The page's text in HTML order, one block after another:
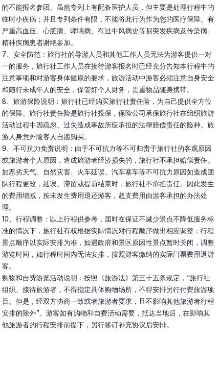
的不能报名参团。虽然专列上有配备医护人员，但主要是处理行程中的
临时小疾病；并且专列条件有限，不能将此行为作为您的医疗保障。有
严重高血压、心脏病、哮喘病、有过中风病史等易突发疾病及传染病、
精神疾病患者谢绝参加。
7、安全防范：旅行社的导游人员和其他工作人员无法为游客提供一对
一的服务，旅行社工作人员在接待游客报名时已经充分告知本行程中的
注意事项和对游客身体健康的要求，旅游活动中游客必须注意自身安全
和随行未成年人的安全，保管好个人财务，贵重物品随身携带。
8、旅游保险说明：旅行社已经购买旅行社责任险，为自己提供全方位
的保障。旅行社责任险是旅行社投保，保险公司承保旅行社在组织旅游
活动过程中因疏忽、过失造成事故所应承担的法律赔偿责任的险种。旅
游人身意外险客人自愿购买。
9、不可抗力免责说明：由于不可抗力等不可归责于旅行社的客观原因
或旅游者个人原因，造成旅游者经济损失的，旅行社不承担赔偿责任。
如恶劣天气、自然灾害、火车延误、汽车塞车等不可抗力原因如造成团
队行程更改，延误、滞留或提前结束时，旅行社不承担责任。因此发生
的费用增减，按未发生费用退还游客，超支费用由游客承担的办法处
理。
10、行程调整：以上行程供参考，届时在保证不减少景点不降低服务标
准的情况下，旅行社有权根据实际情况对行程顺序做出相应调整；行程
景点顺序以实际安排为准，如遇政府和景区原因性景点暂时关闭，调整
游览时间，如行程时间内无法安排，按照游客缴纳的实际门票费用退游
客。
购物和自费游览活动说明：按照《旅游法》第三十五条规定，“旅行社
组织、接待旅游者，不得指定具体购物场所，不得安排另行付费旅游项
目。但是，经双方协商一致或者旅游者要求，且不影响其他旅游者行程
安排的除外”。游客如有购物和自费活动需要，抵达当地后，在影响其
他旅游者的行程安排前提下，另行签订补充协议后安排。